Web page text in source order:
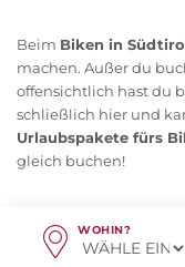
Beim Biken in
machen. Außer du
offensichtlich hast du
schließlich hier und
Urlaubspakete fürs
gleich buchen!
WOHIN?